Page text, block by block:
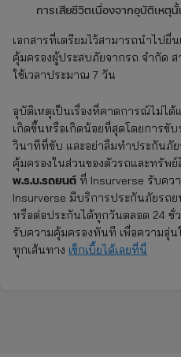
การเสียชีวิตเนื่องจากอุบัติเหตุ
เอกสารที่เตรียมไว้สามารถนำไปยื่
คุ้มครองผู้ประสบภัยจากรถ จำกัด ส
ใช้เวลาประมาณ 7 วัน
อุบัติเหตุเป็นเรื่องที่คาดการณ์ไม่ไ
เกิดขึ้นหรือเกิดน้อยที่สุดโดยการขั
วินาทีที่ขับ และอย่าลืมทำประกันภัย
คุ้มครองในส่วนของตัวรถและทรัพ
พ.ร.บ.รถยนต์ ที่ Insurverse รับคว
Insurverse มีบริการประกันภัยรถ
หรือต่อประกันได้ทุกวันตลอด 24 ชั่
รับความคุ้มครองทันที เพื่อความอุ่
ทุกเส้นทาง เช็กเบี้ยได้เลยที่นี่